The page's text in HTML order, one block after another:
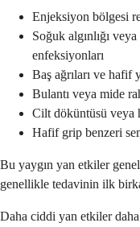
Enjeksiyon bölgesi
Soğuk algınlığı
enfeksiyonları
Baş ağrıları ve hafif
Bulantı veya mide
Cilt döküntüsü veya
Hafif grip benzeri
Bu yaygın yan etkiler
genellikle tedavinin ilk
Daha ciddi yan etkiler